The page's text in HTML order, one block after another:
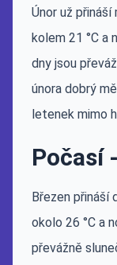
Únor už
kolem 21 °C a
dny jsou
února dobrý
letenek mimo
Počasí
Březen přináší
okolo 26 °C a
převážně